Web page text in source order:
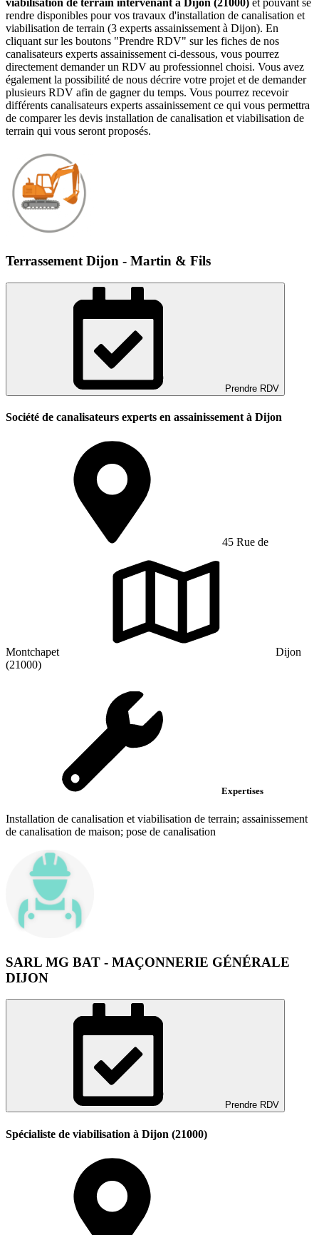
rendre disponibles pour vos travaux d'installation de canalisation et
viabilisation de terrain (3 experts assainissement à Dijon). En
cliquant sur les boutons "Prendre RDV" sur les fiches de nos
canalisateurs experts assainissement ci-dessous, vous pourrez
directement demander un RDV au professionnel choisi. Vous avez
également la possibilité de nous décrire votre projet et de demander
plusieurs RDV afin de gagner du temps. Vous pourrez recevoir
différents canalisateurs experts assainissement ce qui vous permettra
de comparer les devis installation de canalisation et viabilisation de
terrain qui vous seront proposés.
Terrassement Dijon - Martin & Fils
Prendre RDV
Société de canalisateurs experts en assainissement à Dijon
45 Rue de
Montchapet
Dijon
(21000)
Expertises
Installation de canalisation et viabilisation de terrain; assainissement
de canalisation de maison; pose de canalisation
SARL MG BAT - MAÇONNERIE GÉNÉRALE
DIJON
Prendre RDV
Spécialiste de viabilisation à Dijon (21000)